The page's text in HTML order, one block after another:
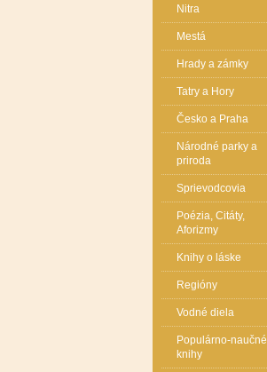
Nitra
Mestá
Hrady a zámky
Tatry a Hory
Česko a Praha
Národné parky a
priroda
Sprievodcovia
Poézia, Citáty,
Aforizmy
Knihy o láske
Regióny
Vodné diela
Populárno-naučné
knihy